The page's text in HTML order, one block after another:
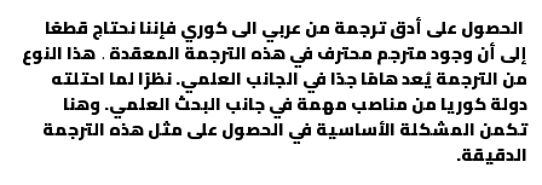
الحصول على أدق ترجمة من عربي الى كوري فإننا نحتاج قطعًا
إلى أن وجودمترجم محترففي هذه الترجمة المعقدة. هذا النوع
من الترجمة يُعد هامًا جدًا في الجانب العلمي. نظرًا لما احتلته
دولة كوريا من مناصب مهمة في جانبالبحث العلمي. وهنا
تكمن المشكلة الأساسية في الحصول على مثل هذهالترجمة
الدقيقة.